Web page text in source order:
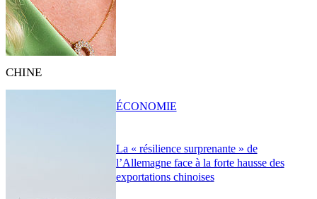
CHINE
La « résilience surprenante » de
l’Allemagne face à la forte hausse des
exportations chinoises
ÉCONOMIE